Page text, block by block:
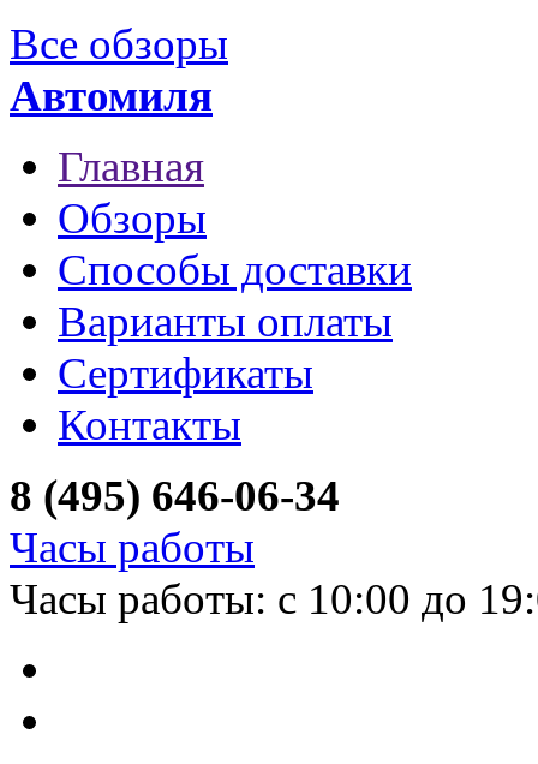
Все обзоры
Автомиля
Главная
Обзоры
Способы доставки
Варианты оплаты
Сертификаты
Контакты
8 (495) 646-06-34
Часы работы
Часы работы: с 10:00 до